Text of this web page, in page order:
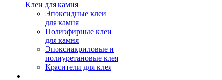
Клеи для камня
Эпоксидные клеи
для камня
Полиэфирные клеи
для камня
Эпоксиакриловые и
полиуретановые клея
Красители для клея